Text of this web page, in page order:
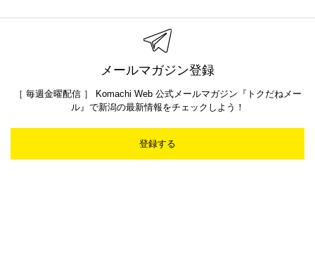
メールマガジン登録
［ 毎週金曜配信 ］ Komachi Web 公式メールマガジン『トクだねメー
ル』で新潟の最新情報をチェックしよう！
登録する